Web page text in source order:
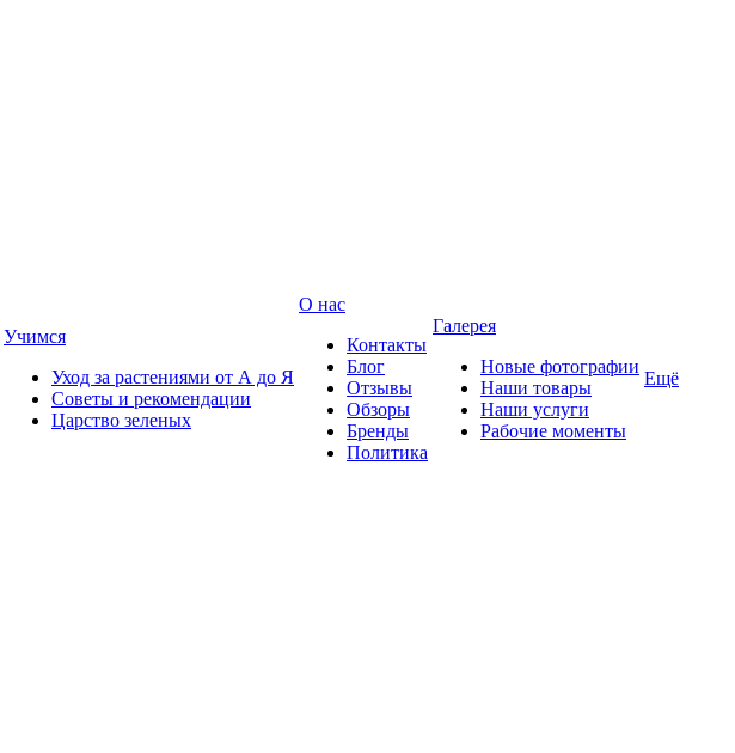
Учимся
Уход за растениями от А до Я
Советы и рекомендации
Царство зеленых
О нас
Контакты
Блог
Отзывы
Обзоры
Бренды
Политика
Галерея
Новые фотографии
Наши товары
Наши услуги
Рабочие моменты
Ещё